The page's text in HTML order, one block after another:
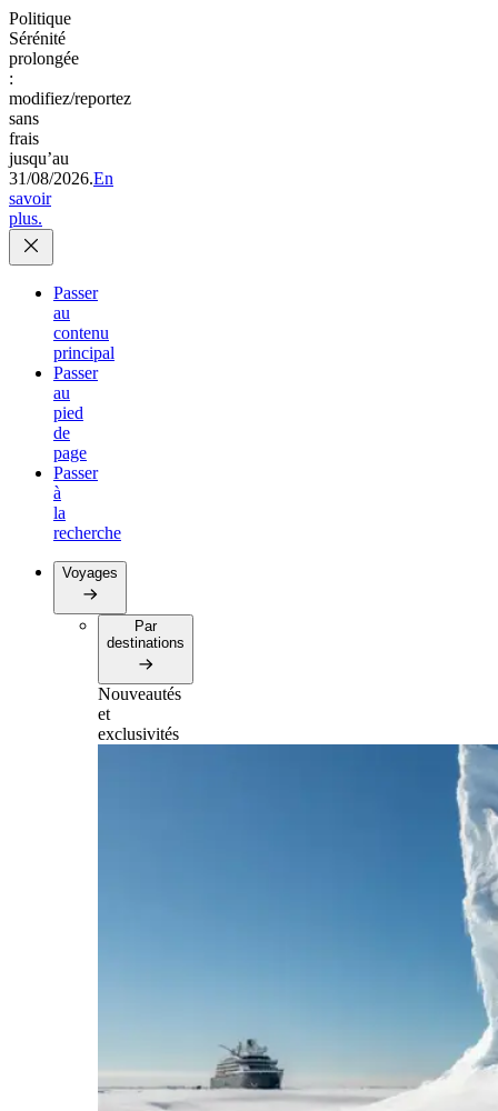
Politique
Sérénité
prolongée
:
modifiez/reportez
sans
frais
jusqu’au
31/08/2026.En
savoir
plus.
Passer
au
contenu
principal
Passer
au
pied
de
page
Passer
à
la
recherche
Voyages
Par
destinations
Nouveautés
et
exclusivités